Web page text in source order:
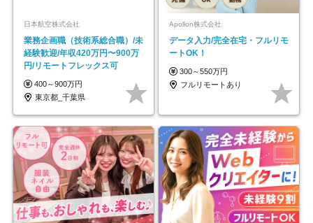
日本航空株式会社
業務企画職（技術系総合職）/未
経験歓迎/年収420万円〜900万
円/リモートフレックス可
400～900万円
東京都_千葉県
Apollon株式会社
データ入力/完全在宅・フルリモ
ートOK！
300～550万円
フルリモートあり